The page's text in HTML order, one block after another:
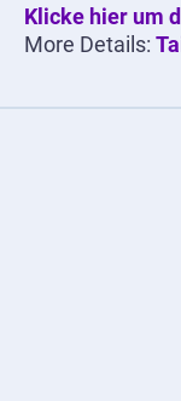
Klicke hier um
More Details: